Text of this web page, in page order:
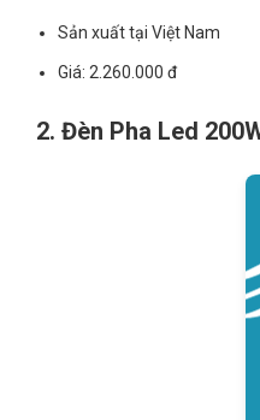
Sản xuất tại Việt Nam
Giá: 2.260.000 đ
2. Đèn Pha Led